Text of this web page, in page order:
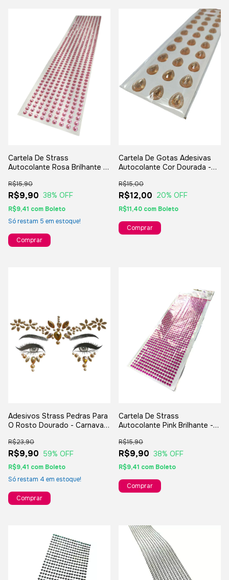
Cartela De Strass
Autocolante Rosa Brilhante -
R$9,90
R$15,90
38% OFF
R$9,41 com Boleto
Só restam 5 em estoque!
Cartela De Gotas Adesivas
Autocolante Cor Dourada -
R$12,00
R$15,00
20% OFF
R$11,40 com Boleto
Adesivos Strass Pedras Para
O Rosto Dourado - Carnaval
R$9,90
R$23,90
59% OFF
R$9,41 com Boleto
Só restam 4 em estoque!
Cartela De Strass
Autocolante Pink Brilhante -
R$9,90
R$15,90
38% OFF
R$9,41 com Boleto